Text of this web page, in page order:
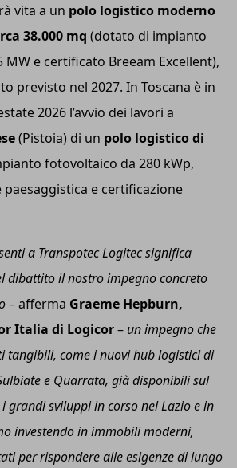
vita a un polo logistico moderno
38.000 mq (dotato di impianto
e certificato Breeam Excellent),
previsto nel 2027. In Toscana è in
2026 l’avvio dei lavori a
(Pistoia) di un polo logistico di
fotovoltaico da 280 kWp,
e certificazione
a Transpotec Logitec significa
dibattito il nostro impegno concreto
– afferma Graeme Hepburn,
Italia di Logicor– un impegno che
tangibili, come i nuovi hub logistici di
e Quarrata, già disponibili sul
grandi sviluppi in corsonelLazio e in
investendo in immobili moderni,
per rispondere alle esigenze di lungo